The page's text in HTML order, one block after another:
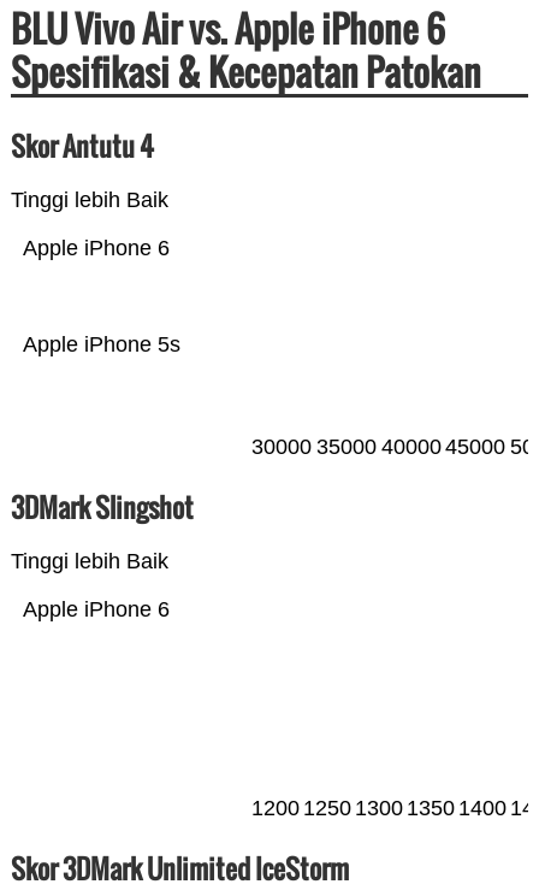
BLU Vivo Air vs. Apple iPhone 6
Spesifikasi & Kecepatan Patokan
Skor Antutu 4
Tinggi lebih Baik
Apple iPhone 5s
Apple iPhone 6
30000 35000 4000045000
3DMark Slingshot
Tinggi lebih Baik
Apple iPhone 6
1200 1250 1300 1350 1400
Skor 3DMark Unlimited IceStorm